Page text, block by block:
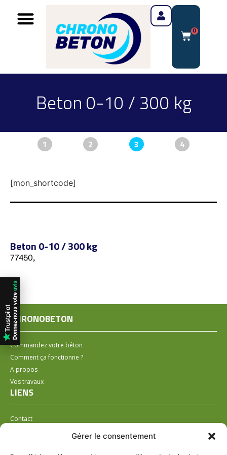
Gérer le consentement
0
Beton 0-10 / 300 kg
1 2 3 4
[mon_shortcode]
Beton 0-10 / 300 kg
77450,
CHRONOBETON
Commandez votre béton
Comment ça fonctionne ?
A propos
Vos travaux
LIENS
Contact